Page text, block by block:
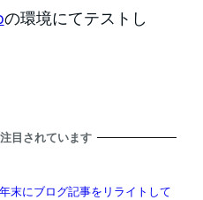
の環境にてテストし
目されています
末にブログ記事をリライトして